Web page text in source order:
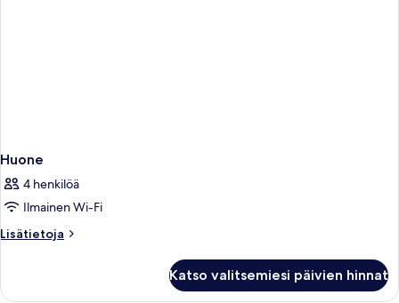
Huone
4 henkilöä
Ilmainen Wi-Fi
Lisätietoja
Lisätietoja
Katso valitsemiesi päivien hinnat